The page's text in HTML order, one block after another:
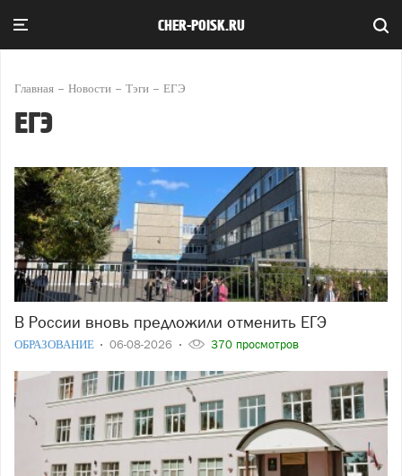
CHER-POISK.RU
Главная Новости Тэги ЕГЭ
ЕГЭ
В России вновь предложили отменить ЕГЭ
ОБРАЗОВАНИЕ 06-08-2026 370 просмотров